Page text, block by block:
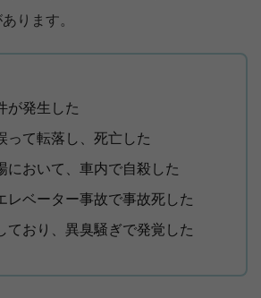
ります。
が発生した
って転落し、死亡した
において、車内で自殺した
レベーター事故で事故死した
ており、異臭騒ぎで発覚した